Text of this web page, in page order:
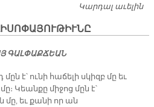
Կարդալ աւելինՍ.
ԳԱԼ­ՓԱՔ­ՃԵԱՆ
է՝ ունի հաճելի սկիզբ մը եւ
Կեանքը միջոց մըն է՝
եւ քանի որ ան